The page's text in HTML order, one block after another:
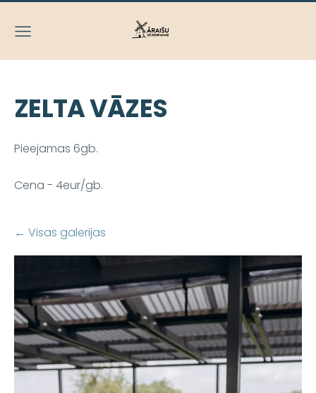
ZELTA VĀZES
Pieejamas 6gb.
Cena - 4eur/gb.
Visas galerijas